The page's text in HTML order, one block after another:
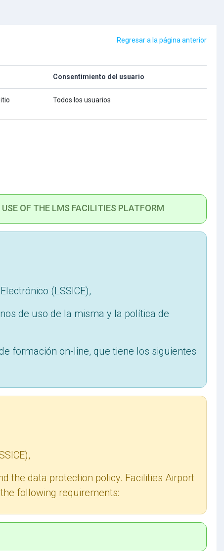
Regresar a la página anterior
Consentimiento del usuario
Todos los usuarios
OF THE LMS FACILITIES PLATFORM
(LSSICE),
de uso de la misma y la política de
formación on-line, que tiene los siguientes
the data protection policy. Facilities Airport
following requirements: